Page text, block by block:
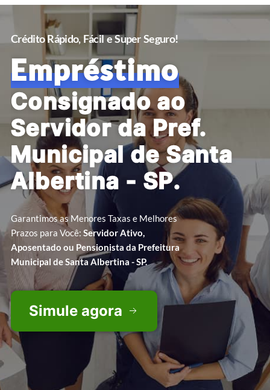
Crédito Rápido, Fácil e Super Seguro!
Empréstimo
Consignado ao
Servidor da Pref.
Municipal de Santa
Albertina - SP.
Garantimos as Menores Taxas e Melhores
Prazos para Você: Servidor Ativo,
Aposentado ou Pensionista da Prefeitura
Municipal de Santa Albertina - SP.
Simule agora